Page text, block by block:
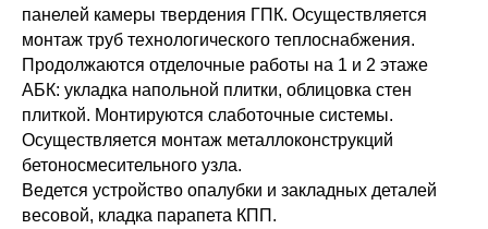
панелей камеры твердения ГПК. Осуществляется
монтаж труб технологического теплоснабжения.
Продолжаются отделочные работы на 1 и 2 этаже
АБК: укладка напольной плитки, облицовка стен
плиткой. Монтируются слаботочные системы.
Осуществляется монтаж металлоконструкций
бетоносмесительного узла.
Ведется устройство опалубки и закладных деталей
весовой, кладка парапета КПП.